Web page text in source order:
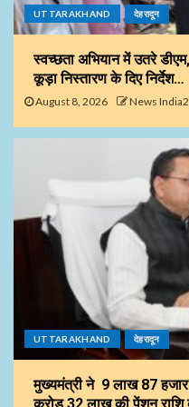
UTTARAKHAND देहरादून
स्वच्छता अभियान में उतरे
कूड़ा निस्तारण के दिए निर्देश…
August 8, 2026 News
UTTARAKHAND देहरादून
मुख्यमंत्री ने 9 लाख 87